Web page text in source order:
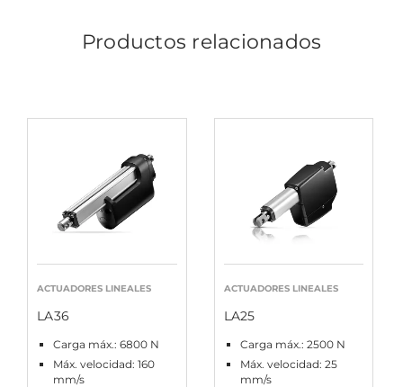
Productos relacionados
ACTUADORES LINEALES
LA36
Carga máx.: 6800 N
Máx. velocidad: 160
mm/s
ACTUADORES LINEALES
LA25
Carga máx.: 2500 N
Máx. velocidad: 25
mm/s